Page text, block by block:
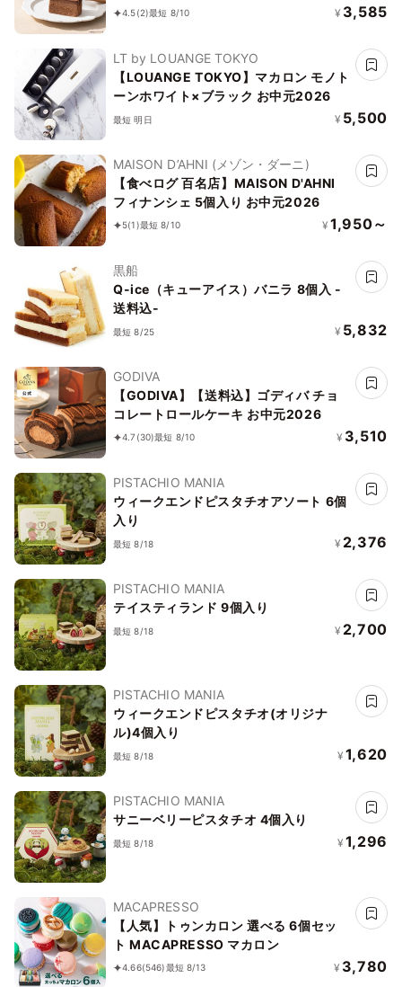
4.5(2)最短 8/10 ¥ 3,585
LT by LOUANGE TOKYO
【LOUANGE TOKYO】マカロン モノト
ーンホワイト×ブラック お中元2026
最短 明日 ¥ 5,500
MAISON D’AHNI (メゾン・ダーニ)
【食べログ 百名店】MAISON D'AHNI
フィナンシェ 5個入り お中元2026
5(1)最短 8/10 ¥ 1,950～
黒船
Q-ice（キューアイス）バニラ 8個入 -
送料込-
最短 8/25 ¥ 5,832
GODIVA
【GODIVA】【送料込】ゴディバ チョ
コレートロールケーキ お中元2026
4.7 (30)最短 8/10 ¥ 3,510
PISTACHIO MANIA
ウィークエンドピスタチオアソート 6個
入り
最短 8/18 ¥ 2,376
PISTACHIO MANIA
テイスティランド 9個入り
最短 8/18 ¥ 2,700
PISTACHIO MANIA
ウィークエンドピスタチオ(オリジナ
ル)4個入り
最短 8/18 ¥ 1,620
PISTACHIO MANIA
サニーベリーピスタチオ 4個入り
最短 8/18 ¥ 1,296
MACAPRESSO
【人気】トゥンカロン 選べる 6個セッ
ト MACAPRESSO マカロン
4.66(546)最短 8/13 ¥ 3,780